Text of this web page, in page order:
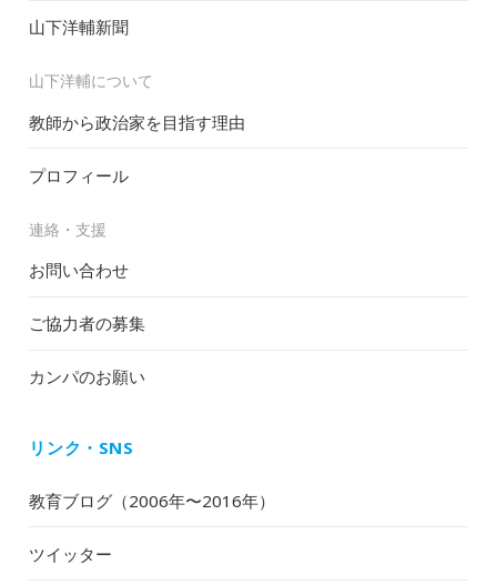
山下洋輔新聞
山下洋輔について
教師から政治家を目指す理由
プロフィール
連絡・支援
お問い合わせ
ご協力者の募集
カンパのお願い
リンク・SNS
教育ブログ（2006年〜2016年）
ツイッター